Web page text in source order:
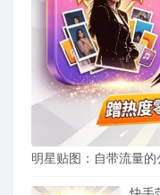
明星贴图：自带流量